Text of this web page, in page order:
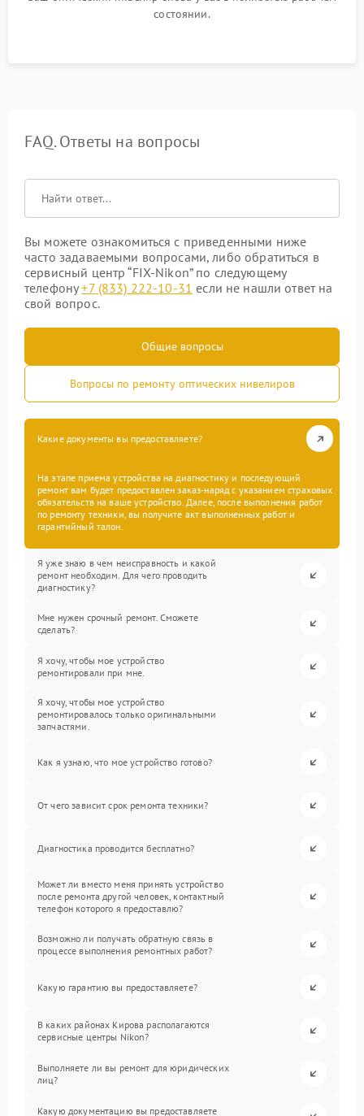
состоянии.
FAQ. Ответы на вопросы
Вы можете ознакомиться с приведенными ниже
часто задаваемыми вопросами, либо обратиться в
сервисный центр “FIX-Nikon” по следующему
телефону+7 (833) 222-10-31 если не нашли ответ на
свой вопрос.
Общие вопросы
Вопросы по ремонту оптических нивелиров
Какие документы вы предоставляете?
На этапе приема устройства на диагностику и последующий
ремонт вам будет предоставлен заказ-наряд с указанием страховых
обязательств на ваше устройство. Далее, после выполнения работ
по ремонту техники, вы получите акт выполненных работ и
гарантийный талон.
Я уже знаю в чем неисправность и какой
ремонт необходим. Для чего проводить
диагностику?
Мне нужен срочный ремонт. Сможете
сделать?
Я хочу, чтобы мое устройство
ремонтировали при мне.
Я хочу, чтобы мое устройство
ремонтировалось только оригинальными
запчастями.
Как я узнаю, что мое устройство готово?
От чего зависит срок ремонта техники?
Диагностика проводится бесплатно?
Может ли вместо меня принять устройство
после ремонта другой человек, контактный
телефон которого я предоставлю?
Возможно ли получать обратную связь в
процессе выполнения ремонтных работ?
Какую гарантию вы предоставляете?
В каких районах Кирова располагаются
сервисные центры Nikon?
Выполняете ли вы ремонт для юридических
лиц?
Какую документацию вы предоставляете